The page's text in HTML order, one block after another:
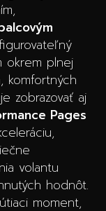
okrem plnej
, komfortných
zobrazovať aj
Pages
volantu
hodnôt.
moment,